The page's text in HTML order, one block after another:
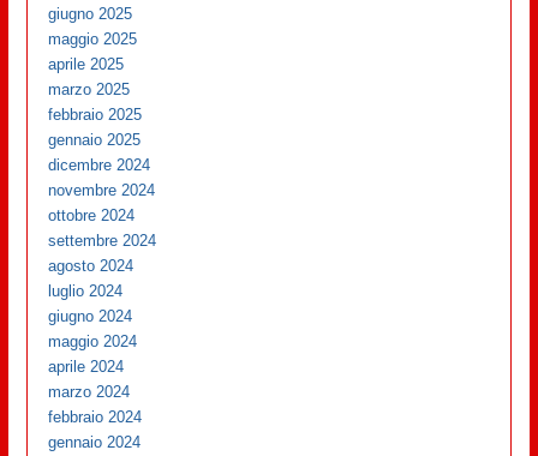
giugno 2025
maggio 2025
aprile 2025
marzo 2025
febbraio 2025
gennaio 2025
dicembre 2024
novembre 2024
ottobre 2024
settembre 2024
agosto 2024
luglio 2024
giugno 2024
maggio 2024
aprile 2024
marzo 2024
febbraio 2024
gennaio 2024